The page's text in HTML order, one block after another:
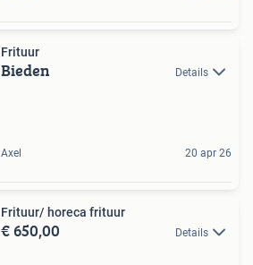
Frituur
Bieden Details
Axel 20 apr 26
Frituur/ horeca frituur
€ 650,00 Details